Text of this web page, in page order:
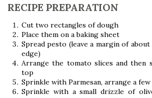
RECIPE PREPARATION
Cut two rectangles of dough
Place them on a baking sheet
Spread pesto (leave a margin of about
edge)
Arrange the tomato slices and then
top
Sprinkle with Parmesan, arrange a
Sprinkle with a small drizzle of